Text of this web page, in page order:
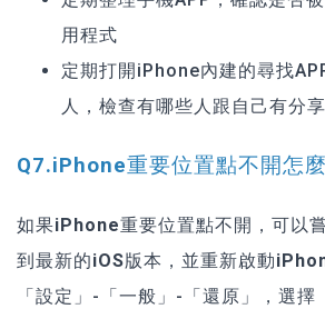
用程式
定期打開iPhone內建的尋找
人，檢查有哪些人跟自己有分
Q7.iPhone重要位置點不開怎
如果iPhone重要位置點不開，可以
到最新的iOS版本，並重新啟動
「設定」-「一般」-「還原」，選擇